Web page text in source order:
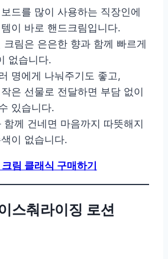
드를 많이 사용하는 직장인에
이 바로 핸드크림입니다.
크림은 은은한 향과 함께 빠르게
없습니다.
명에게 나눠주기도 좋고,
은 선물로 전달하면 부담 없이
있습니다.
함께 건네면 마음까지 따뜻해지
이 없습니다.
림 클래식 구매하기
스춰라이징 로션